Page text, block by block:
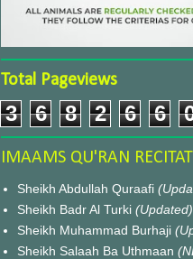
Total Pageviews
3 6 8 2 6 6
IMAAMS QU'RAN
Sheikh Abdullah Quraafi
Sheikh Badr Al Turki (Updated)
Sheikh Muhammad Burhaji
Sheikh Salaah Ba Uthmaan